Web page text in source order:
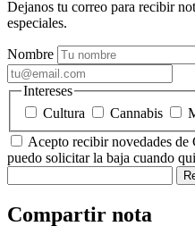
Dejanos tu correo para recibir
especiales.
Nombre
Intereses
Cultura
Cannabis
Acepto recibir novedades
puedo solicitar la baja cuando
Compartir nota